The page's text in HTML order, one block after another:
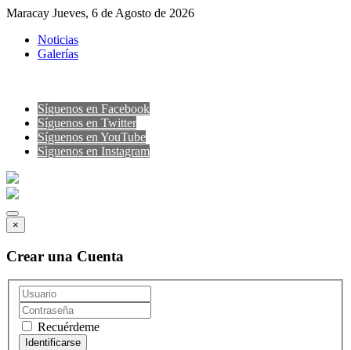
Maracay Jueves, 6 de Agosto de 2026
Noticias
Galerías
Síguenos en Facebook
Síguenos en Twitter
Síguenos en YouTube
Sìguenos en Instagram
×
Crear una Cuenta
Recuérdeme